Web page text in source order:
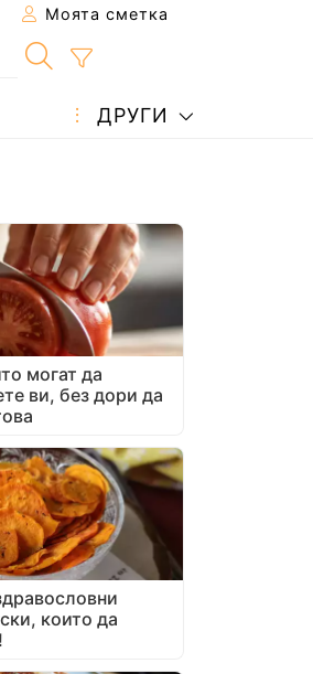
Моята сметка
ДРУГИ
могат да
ви, без дори да
които да